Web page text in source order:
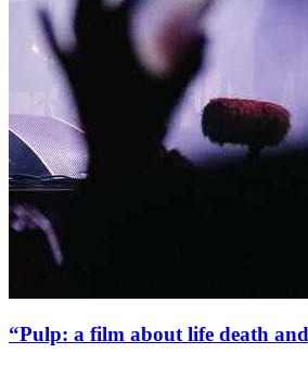
“Pulp: a film about life death